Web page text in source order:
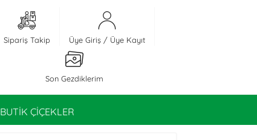
Sipariş Takip Üye Giriş/ Üye Kayıt
Son Gezdiklerim
BUTİK ÇİÇEKLER